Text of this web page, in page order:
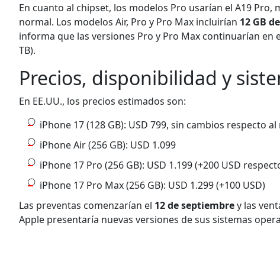
En cuanto al chipset, los modelos Pro usarían el A19
normal. Los modelos Air, Pro y Pro Max incluirían 12 GB
informa que las versiones Pro y Pro Max continuarían en
TB).
Precios, disponibilidad y
En EE.UU., los precios estimados son:
iPhone 17 (128 GB): USD 799, sin cambios respecto
iPhone Air (256 GB): USD 1.099
iPhone 17 Pro (256 GB): USD 1.199 (+200 USD
iPhone 17 Pro Max (256 GB): USD 1.299 (+100 USD)
Las preventas comenzarían el 12 de septiembrey las
Apple presentaría nuevas versiones de sus sistemas